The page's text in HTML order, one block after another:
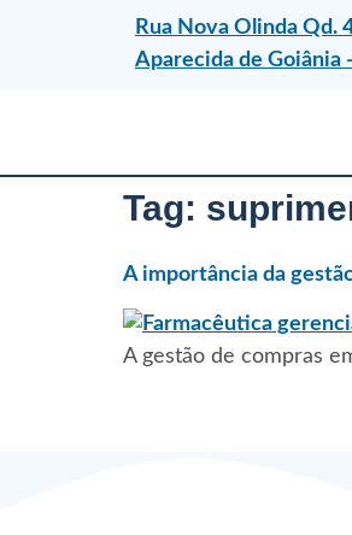
Rua Nova Olinda Qd.
Aparecida de Goiânia
Tag:
A importância da
A gestão de compras